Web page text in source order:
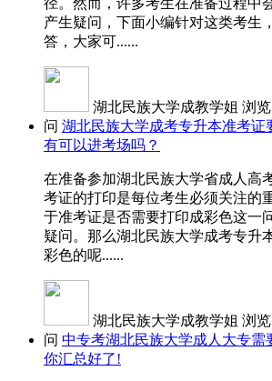
径。然而，许多考生在准备过程中
产生疑问，下面小编针对这类考生
答，大家可......
湖北民族大学成教学姐 浏
问 湖北民族大学成考专升本准考证
有可以进考场吗？
在准备参加湖北民族大学省成人高
考证的打印是每位考生必须关注的
于准考证是否需要打印成彩色这一
疑问。那么湖北民族大学成考专升
彩色的呢......
湖北民族大学成教学姐 浏
问 中专考湖北民族大学成人大专需
你汇总好了!